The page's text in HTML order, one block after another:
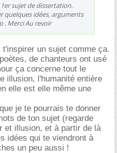
sujet de dissertation.
quelques idées, arguments
. Merci Au revoir
un sujet comme ça.
de chanteurs ont usé
ça concerne tout le
illusion, l'humanité entière
elle est elle même une
je te pourrais te donner
de ton sujet (regarde
et illusion, et à partir de là
idées qui te viendront à
un peu aussi !